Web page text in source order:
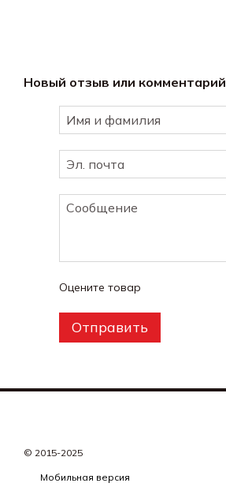
Новый отзыв или комментарий
Оцените товар
Отправить
© 2015-2025
Мобильная версия